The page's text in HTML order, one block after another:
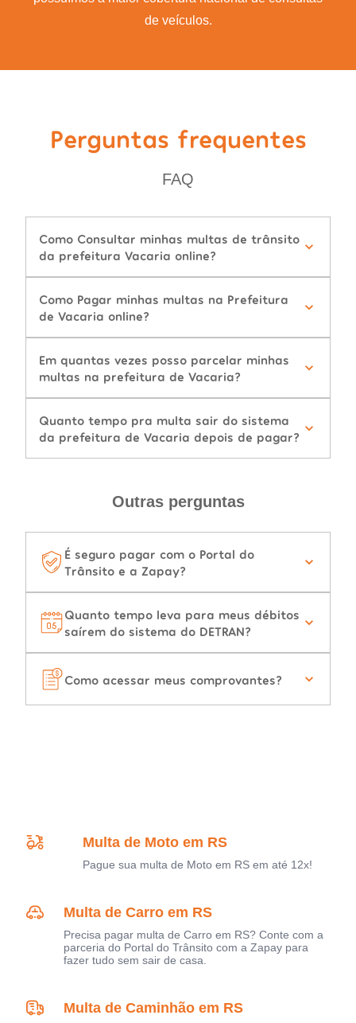
de veículos.
Perguntas frequentes
FAQ
Como Consultar minhas multas de trânsito
da prefeitura Vacaria online?
Como Pagar minhas multas na Prefeitura
de Vacaria online?
Em quantas vezes posso parcelar minhas
multas na prefeitura de Vacaria?
Quanto tempo pra multa sair do sistema
da prefeitura de Vacaria depois de pagar?
Outras perguntas
É seguro pagar com o Portal do
Trânsito e a Zapay?
Quanto tempo leva para meus débitos
saírem do sistema do DETRAN?
Como acessar meus comprovantes?
Multa de Moto em RS
Pague sua multa de Moto em RS em até 12x!
Multa de Carro em RS
Precisa pagar multa de Carro em RS? Conte com a
parceria do Portal do Trânsito com a Zapay para
fazer tudo sem sair de casa.
Multa de Caminhão em RS